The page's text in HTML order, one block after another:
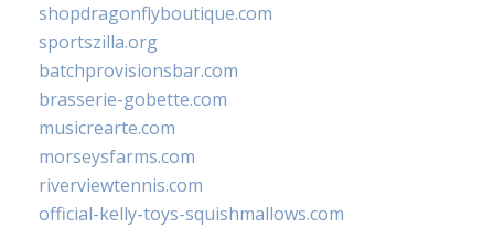
shopdragonflyboutique.com
sportszilla.org
batchprovisionsbar.com
brasserie-gobette.com
musicrearte.com
morseysfarms.com
riverviewtennis.com
official-kelly-toys-squishmallows.com